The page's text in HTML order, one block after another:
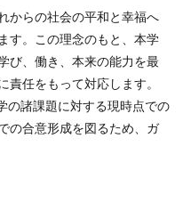
からの社会の平和と幸福へ
す。この理念のもと、本学
び、働き、本来の能力を最
責任をもって対応します。
の諸課題に対する現時点での
の合意形成を図るため、ガ